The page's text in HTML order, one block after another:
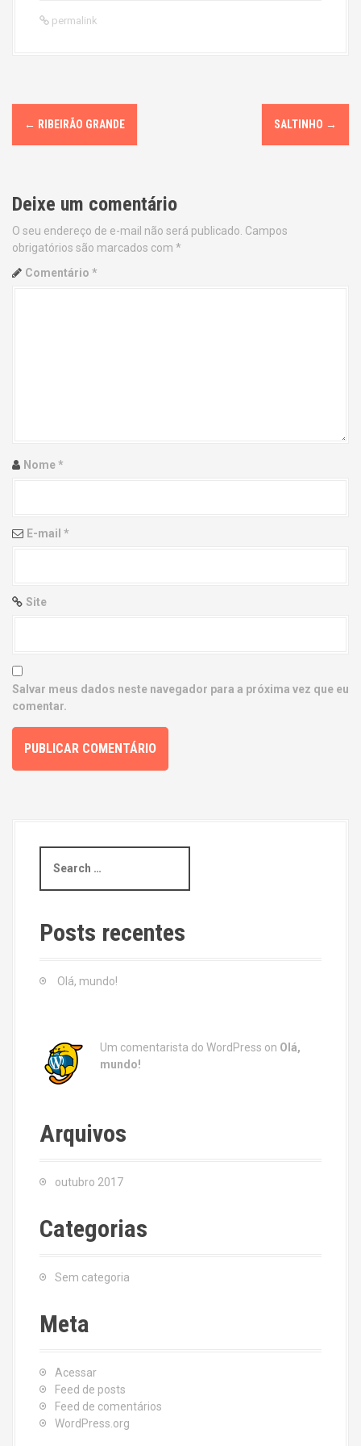
permalink
P
o
t
n
a
i
n
← RIBEIRÃO GRANDE SALTINHO →
Deixe um comentário
O seu endereço de e-mail não será publicado. Campos
obrigatórios são marcados com *
Comentário *
Nome*
E-mail *
Site
Salvar meus dados neste navegador para a próxima vez que eu
comentar.
a
c
h
Posts recentes
Olá, mundo!
Um comentarista do WordPress on Olá,
mundo!
Arquivos
outubro 2017
Categorias
Sem categoria
Meta
Acessar
Feed de posts
Feed de comentários
WordPress.org